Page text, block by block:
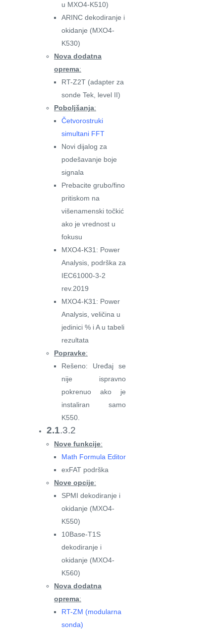
u MXO4-K510)
ARINC dekodiranje i
okidanje (MXO4-
K530)
Nova dodatna
oprema:
RT-Z2T (adapter za
sonde Tek, level II)
Poboljšanja:
Četvorostruki
simultani FFT
Novi dijalog za
podešavanje boje
signala
Prebacite grubo/fino
pritiskom na
višenamenski točkić
ako je vrednost u
fokusu
MXO4-K31: Power
Analysis, podrška za
IEC61000-3-2
rev.2019
MXO4-K31: Power
Analysis, veličina u
jedinici % i A u tabeli
rezultata
Popravke:
Rešeno: Uređaj se
nije ispravno
pokrenuo ako je
instaliran samo
K550.
2.1.3.2
Nove funkcije:
Math Formula Editor
exFAT podrška
Nove opcije:
SPMI dekodiranje i
okidanje (MXO4-
K550)
10Base-T1S
dekodiranje i
okidanje (MXO4-
K560)
Nova dodatna
oprema:
RT-ZM (modularna
sonda)